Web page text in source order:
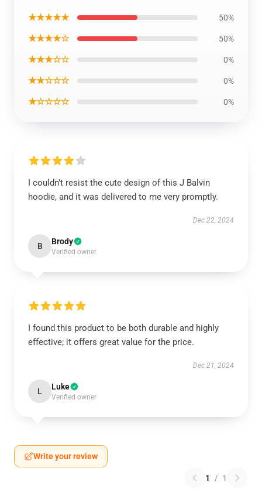
★★★★★ 50%
★★★★☆ 50%
★★★☆☆ 0%
★★☆☆☆ 0%
★☆☆☆☆ 0%
I couldn’t resist the cute design of this J Balvin
hoodie, and it was delivered to me very promptly.
Dec 22, 2024
B Brody
Verified owner
I found this product to be both durable and highly
effective; it offers great value for the price.
Dec 21, 2024
L Luke
Verified owner
Write your review
1 / 1